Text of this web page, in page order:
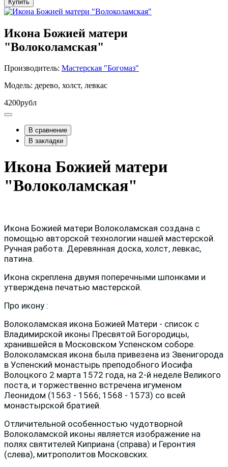
Купить
Икона Божией матери
"Волоколамская"
Производитель: Мастерская "Богомаз"
Модель: дерево, холст, левкас
4200рубл
В сравнение
В закладки
Икона Божией матери
"Волоколамская"
Икона Божией матери Волоколамская создана с
помощью авторской технологии нашей мастерской.
Ручная работа. Деревянная доска, холст, левкас,
патина.
Икона скреплена двумя поперечными шпонками и
утверждена печатью мастерской.
Про икону :
Волоколамская икона Божией Матери - список с
Владимирской иконы Пресвятой Богородицы,
хранившейся в Московском Успенском соборе.
Волоколамская икона была привезена из Звенигорода
в Успенский монастырь преподобного Иосифа
Волоцкого 2 марта 1572 года, на 2-й неделе Великого
поста, и торжественно встречена игуменом
Леонидом (1563 - 1566; 1568 - 1573) со всей
монастырской братией.
Отличительной особенностью чудотворной
Волоколамской иконы является изображение на
полях святителей Киприана (справа) и Геронтия
(слева), митрополитов Московских.